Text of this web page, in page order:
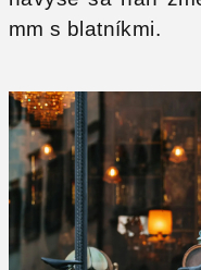
mm s blatníkmi.